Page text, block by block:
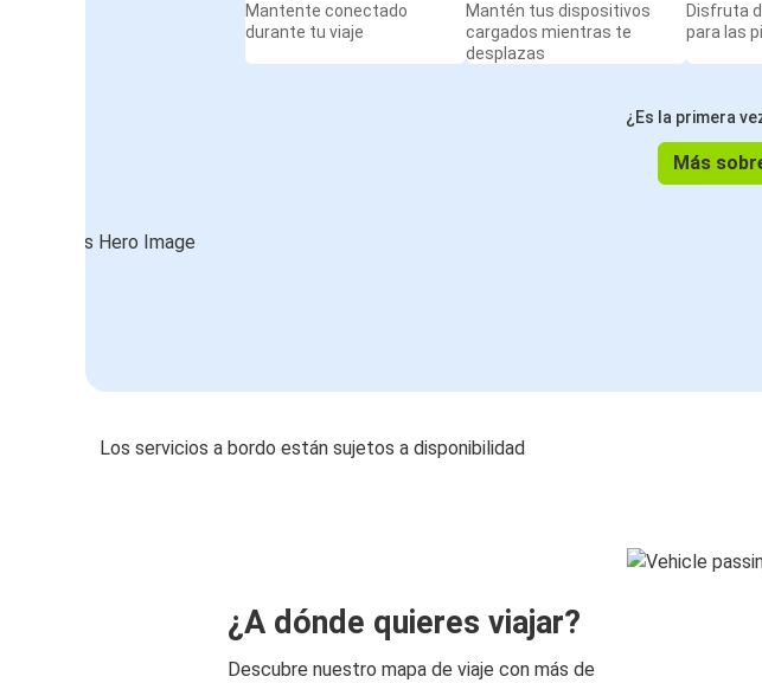
Mantente conectado
durante tu viaje
Mantén tus dispositivos
cargados mientras te
desplazas
Disfruta
para las
¿Es la primera
Más
Los servicios a bordo están sujetos a disponibilidad
¿A dónde quieres viajar?
Descubre nuestro mapa de viaje con más de